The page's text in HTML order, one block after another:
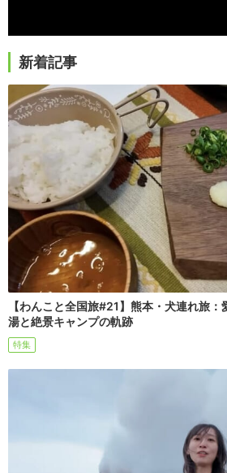
新着記事
【わんこと全国旅#21】熊本・犬連れ旅
湯と絶景キャンプの軌跡
特集